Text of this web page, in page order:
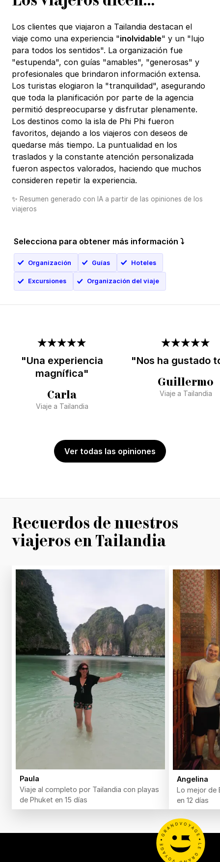
Los clientes que viajaron a Tailandia destacan el
viaje como una experiencia "inolvidable" y un "lujo
para todos los sentidos". La organización fue
"estupenda", con guías "amables", "generosas" y
profesionales que brindaron información extensa.
Los turistas elogiaron la "tranquilidad", asegurando
que toda la planificación por parte de la agencia
permitió despreocuparse y disfrutar plenamente.
Los destinos como la isla de Phi Phi fueron
favoritos, dejando a los viajeros con deseos de
quedarse más tiempo. La puntualidad en los
traslados y la constante atención personalizada
fueron aspectos valorados, haciendo que muchos
consideren repetir la experiencia.
✨ Resumen generado con IA a partir de las opiniones de los
viajeros
Selecciona para obtener más información ⤵
Organización Guías Hoteles
Excursiones Organización del viaje
"Una experiencia
magnífica"
Carla
Viaje a Tailandia
"Nos ha gustado
Guillermo
Viaje a Tailandia
Ver todas las opiniones
Recuerdos de nuestros
viajeros en Tailandia
Paula
Viaje al completo por Tailandia con playas
de Phuket en 15 días
Angelina
Lo mejor de
en 12 días